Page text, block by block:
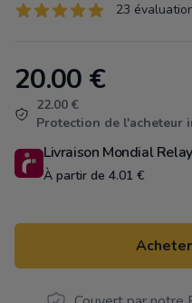
Évaluations
23 sur 5 étoiles 23
Product information
20.00 €
22.00 €
Protection de l'acheteur
Livraison Mondial Relay
À partir de 4.01 €